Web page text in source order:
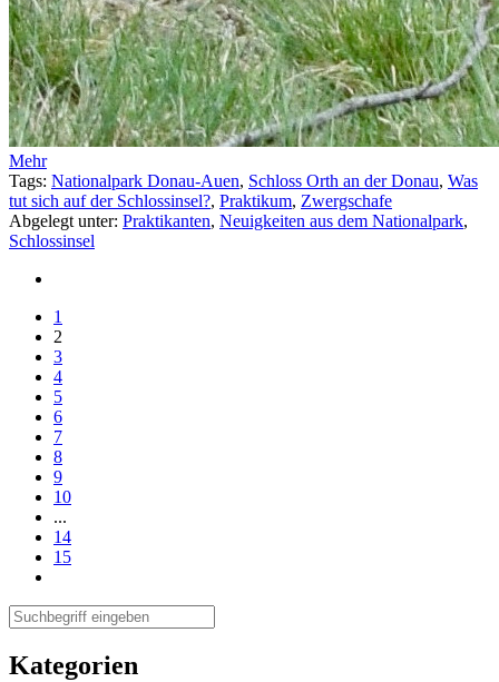
Mehr
Tags: Nationalpark Donau-Auen, Schloss Orth an der Donau, Was
tut sich auf der Schlossinsel?, Praktikum, Zwergschafe
Abgelegt unter: Praktikanten, Neuigkeiten aus dem Nationalpark,
Schlossinsel
1
2
3
4
5
6
7
8
9
10
...
14
15
Kategorien